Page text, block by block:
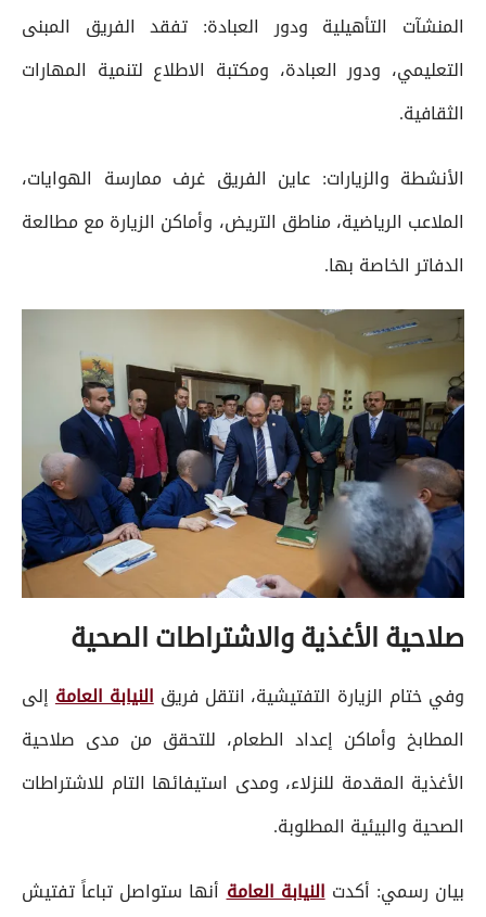
المنشآت التأهيلية ودور العبادة: تفقد الفريق المبنى
التعليمي، ودور العبادة، ومكتبة الاطلاع لتنمية المهارات
الثقافية.
الأنشطة والزيارات: عاين الفريق غرف ممارسة الهوايات،
الملاعب الرياضية، مناطق التريض، وأماكن الزيارة مع مطالعة
الدفاتر الخاصة بها.
صلاحية الأغذية والاشتراطات الصحية
وفي ختام الزيارة التفتيشية، انتقل فريقالنيابة العامةإلى
المطابخ وأماكن إعداد الطعام، للتحقق من مدى صلاحية
الأغذية المقدمة للنزلاء، ومدى استيفائها التام للاشتراطات
الصحية والبيئية المطلوبة.
بيان رسمي: أكدتالنيابة العامةأنها ستواصل تباعاً تفتيش